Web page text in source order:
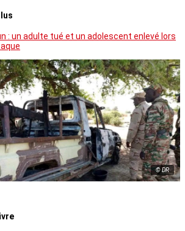
: un adulte tué et un adolescent enlevé lors
© DR